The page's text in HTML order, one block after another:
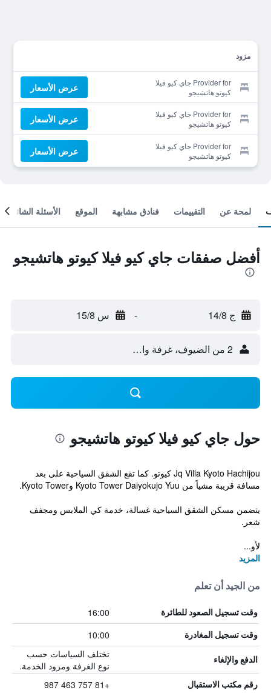
مزود
Provider for جاي كيو فيلا
كيوتو هاتشيجو
عرض الأسعار
Provider for جاي كيو فيلا
كيوتو هاتشيجو
عرض الأسعار
Provider for جاي كيو فيلا
كيوتو هاتشيجو
عرض الأسعار
لمحة عن التقييمات فنادق مشابهة الموقع الأسئلة الشائعة
أفضل صفقات جاي كيو فيلا كيوتو هاتشيجو
ج 14/8 - س 15/8
2 من الضيوف، غرفة واحدة
حول جاي كيو فيلا كيوتو هاتشيجو
Jq Villa Kyoto Hachijou كيوتو. كما تقع الشقق السياحية على بعد
مسافة قريبة مشياً من Kyoto Tower Daiyokujo Yuu وKyoto Tower.
يتضمن مسكن الشقق السياحية غسالة، خدمة كي الملابس ومجفف
شعر.
لأو...
المزيد
من الجيد أن تعلم
وقت تسجيل الصعود للطائرة 16:00
وقت تسجيل المغادرة 10:00
الدفع والإلغاء
تختلف السياسات حسب
نوع الغرفة ومزود الخدمة.
رقم مكتب الاستقبال +81 757 463 987